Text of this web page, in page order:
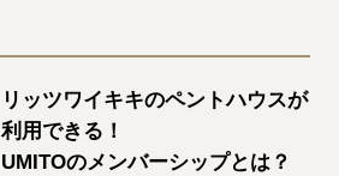
リッツワイキキのペントハウスが
利用できる！
UMITOのメンバーシップとは？